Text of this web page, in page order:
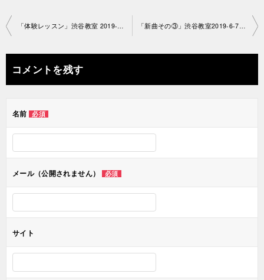
投
ナ
ビ
ー
ン
コメントを残す
名前 必須
メール（公開されません） 必須
サイト